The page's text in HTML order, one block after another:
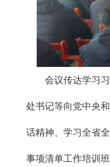
会议传达学习
处书记等向党中央
话精神、学习全省
事项清单工作培训